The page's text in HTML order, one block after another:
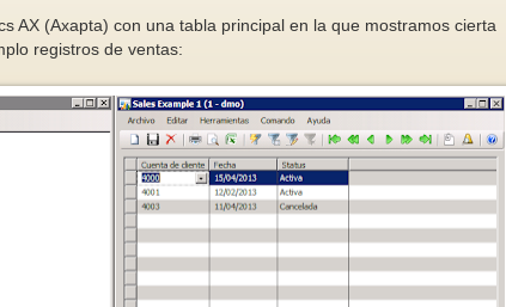
AX (Axapta) con una tabla principal en la que mostramos cierta
registros de ventas: